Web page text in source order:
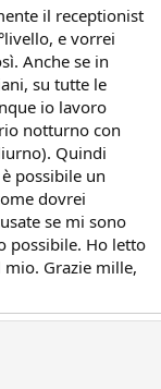
il receptionist
e vorrei
Anche se in
su tutte le
io lavoro
notturno con
Quindi
possibile un
dovrei
se mi sono
possibile. Ho letto
Grazie mille,